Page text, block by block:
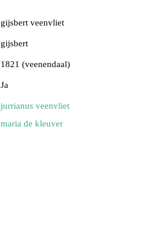
gijsbert veenvliet
gijsbert
1821 (veenendaal)
Ja
jurrianus veenvliet
maria de kleuver